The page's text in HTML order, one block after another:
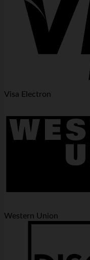
Visa Electron
Western Union